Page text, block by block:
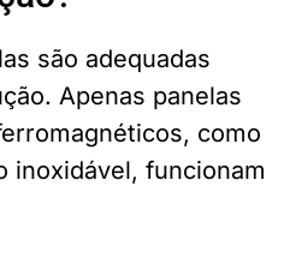
são adequadas
Apenas panelas
como
inoxidável, funcionam